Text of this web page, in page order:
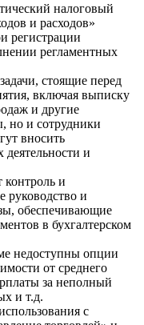
налоговый
и расходов»
регистрации
регламентных
стоящие перед
включая выписку
и другие
но и сотрудники
вносить
и
контроль и
руководство и
обеспечивающие
в бухгалтерском
недоступны опции
от среднего
за неполный
и т.д.
с